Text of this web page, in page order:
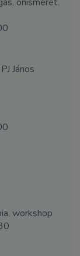
János
workshop